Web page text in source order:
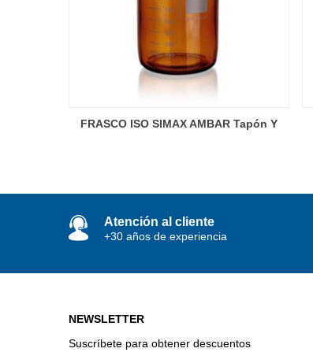
FRASCO ISO SIMAX AMBAR Tapón Y
Atención al cliente
+30 años de experiencia
NEWSLETTER
Suscríbete para obtener descuentos